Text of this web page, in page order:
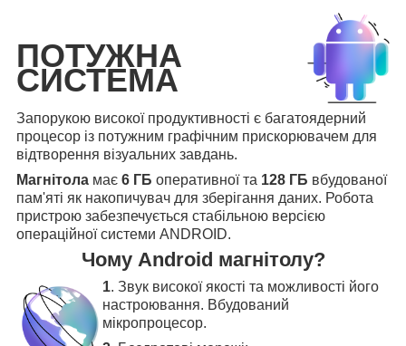
ПОТУЖНА
СИСТЕМА
Запорукою високої продуктивності є багатоядерний
процесор із потужним графічним прискорювачем для
відтворення візуальних завдань.
Магнітола має 6 ГБ оперативної та 128 ГБ вбудованої
пам'яті як накопичувач для зберігання даних. Робота
пристрою забезпечується стабільною версією
операційної системи ANDROID.
Чому Android магнітолу?
1. Звук високої якості та можливості його
настроювання. Вбудований
мікропроцесор.